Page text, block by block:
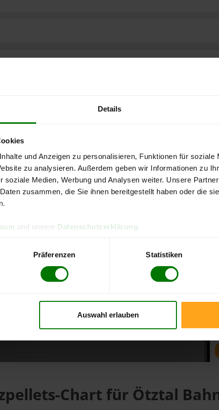
Details
und Anzeigen zu personalisieren, Funktionen für soziale
zu analysieren. Außerdem geben wir Informationen zu
soziale Medien, Werbung und Analysen weiter. Unsere
zusammen, die Sie ihnen bereitgestellt haben oder die
und unsere Datenschutzerklärung
Präferenzen Statistiken
Auswahl erlauben
kostenlose
Chart für Ötztal